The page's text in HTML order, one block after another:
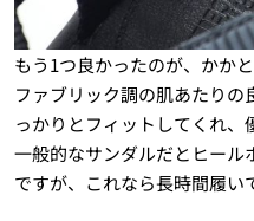
もう1つ良かったのが、かか
ファブリック調の肌あたり
っかりとフィットしてくれ、
一般的なサンダルだとヒール
ですが、これなら長時間履い